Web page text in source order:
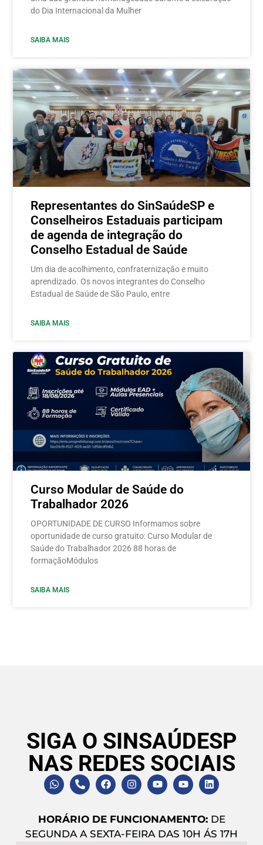
do Dia Internacional da Mulher
SAIBA MAIS
Representantes do SinSaúdeSP e
Conselheiros Estaduais participam
de agenda de integração do
Conselho Estadual de Saúde
Um dia de acolhimento, confraternização e muito
aprendizado. Os novos integrantes do Conselho
Estadual de Saúde de São Paulo, entre
SAIBA MAIS
Curso Modular de Saúde do
Trabalhador 2026
OPORTUNIDADE DE CURSO Informamos sobre
oportunidade de curso gratuito: Curso Modular de
Saúde do Trabalhador 2026 88 horas de
formaçãoMódulos
SAIBA MAIS
SIGA O SINSAÚDESP
NAS REDES SOCIAIS
HORÁRIO DE FUNCIONAMENTO:DE
SEGUNDA A SEXTA-FEIRA DAS 10H ÁS 17H